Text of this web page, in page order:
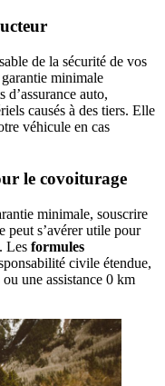
de la sécurité de vos
garantie minimale
d’assurance auto,
causés à des tiers. Elle
véhicule en cas
le covoiturage
minimale, souscrire
peut s’avérer utile pour
Les formules
civile étendue,
une assistance 0 km